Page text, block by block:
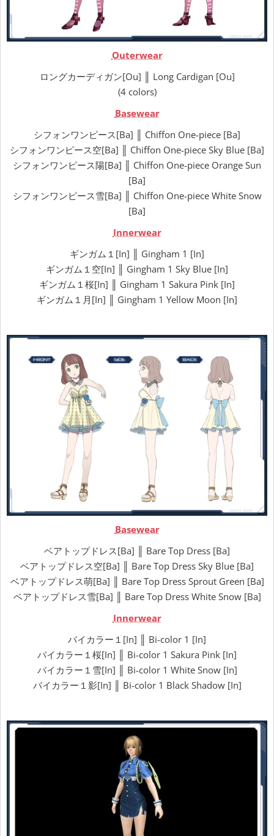
Outerwear
ロングカーディガン[Ou] ║ Long Cardigan [Ou]
(4 colors)
Basewear
シフォンワンピース[Ba] ║ Chiffon One-piece [Ba]
シフォンワンピース空[Ba] ║ Chiffon One-piece Sky Blue [Ba]
シフォンワンピース陽[Ba] ║ Chiffon One-piece Orange Sun
[Ba]
シフォンワンピース雪[Ba] ║ Chiffon One-piece White Snow
[Ba]
Innerwear
ギンガム１[In] ║ Gingham 1 [In]
ギンガム１空[In] ║ Gingham 1 Sky Blue [In]
ギンガム１桜[In] ║ Gingham 1 Sakura Pink [In]
ギンガム１月[In] ║ Gingham 1 Yellow Moon [In]
Basewear
ベアトップドレス[Ba] ║ Bare Top Dress [Ba]
ベアトップドレス空[Ba] ║ Bare Top Dress Sky Blue [Ba]
ベアトップドレス萌[Ba] ║ Bare Top Dress Sprout Green [Ba]
ベアトップドレス雪[Ba] ║ Bare Top Dress White Snow [Ba]
Innerwear
バイカラー１[In] ║ Bi-color 1 [In]
バイカラー１桜[In] ║ Bi-color 1 Sakura Pink [In]
バイカラー１雪[In] ║ Bi-color 1 White Snow [In]
バイカラー１影[In] ║ Bi-color 1 Black Shadow [In]